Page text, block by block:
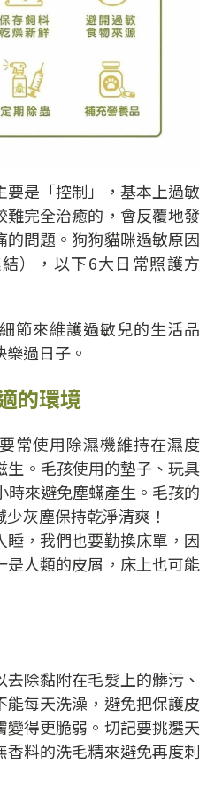
要是「控制」，基本上過敏
難完全治癒的，會反覆地發
的問題。狗狗貓咪過敏原因
），以下6大日常照護方
節來維護過敏兒的生活品
過日子。
的環境
常使用除濕機維持在濕度
生。毛孩使用的墊子、玩具
時來避免塵蟎產生。毛孩的
灰塵保持乾淨清爽！
睡，我們也要勤換床單，因
是人類的皮屑，床上也可能
除黏附在毛髮上的髒污、
每天洗澡，避免把保護皮
變得更脆弱。切記要挑選天
香料的洗毛精來避免再度刺